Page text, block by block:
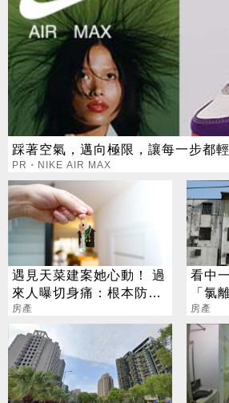
踩著空氣，邁向極限，讓每一步都
PR・NIKE AIR MAX
遇見天菜建案她心動！ 過
來人曝切身痛：根本防不
住
房產
看中
「氯
倒勸
房產